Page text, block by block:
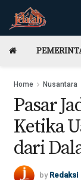
Home Nusantara
Pasar
Ketika
dari
by Redaksi